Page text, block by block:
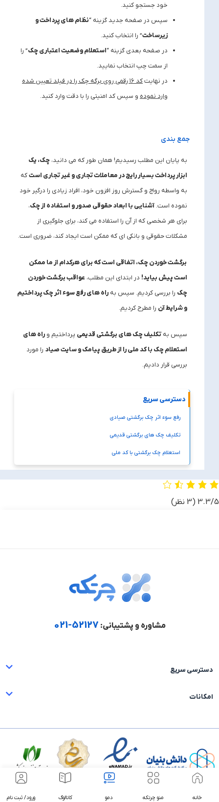
خود جستجو کنید.
سپس در صفحه جدید گزینه “نظام های پرداخت و
زیرساخت” را انتخاب کنید.
در صفحه بعدی گزینه “استعلام وضعیت اعتباری چک” را
از سمت چپ انتخاب نمایید.
در نهایتکد ۱۶ رقمی روی برگه چک را در فیلد تعیین شده
وارد نموده و سپس کد امنیتی را با دقت وارد کنید.
جمع بندی
به پایان این مطلب رسیدیم! همان طور که می دانید، چک، یک
ابزار پرداخت بسیار رایج در معاملات تجاری و غیر تجاری استکه
به واسطه رواج و گسترش روز افزون خود، افراد زیادی را درگیر خود
نموده است. آشنایی با ابعاد حقوقی صدور و استفاده از چک،
برای هر شخصی که از آن را استفاده می کند، برای جلوگیری از
مشکلات حقوقی و بانکی ای که ممکن است ایجاد کند، ضروری است.
برگشت خوردن چک، اتفاقی است که برای هرکدام از ما ممکن
است پیش بیاید! در ابتدای این مطلب، عواقب برگشت خوردن
چک را بررسی کردیم. سپس به راه های رفع سوء اثر چک پرداختیم
و شرایط آن را مطرح کردیم.
سپس به تکلیف چک های برگشتی قدیمی پرداختیم و راه های
استعلام چک با کد ملی را از طریق پیامک و سایت صیاد را مورد
بررسی قرار دادیم.
دسترسی سریع
رفع سوء اثر چک برگشتی صیادی
تکلیف چک های برگشتی قدیمی
استعلام چک برگشتی با کد ملی
‫3.3/5
خانه منو چرتکه دمو کاتالوگ ورود/ ثبت نام
مشاوره و پشتیبانی: 52127-021
دسترسی سریع
امکانات
2026 All Rights Reserved ©